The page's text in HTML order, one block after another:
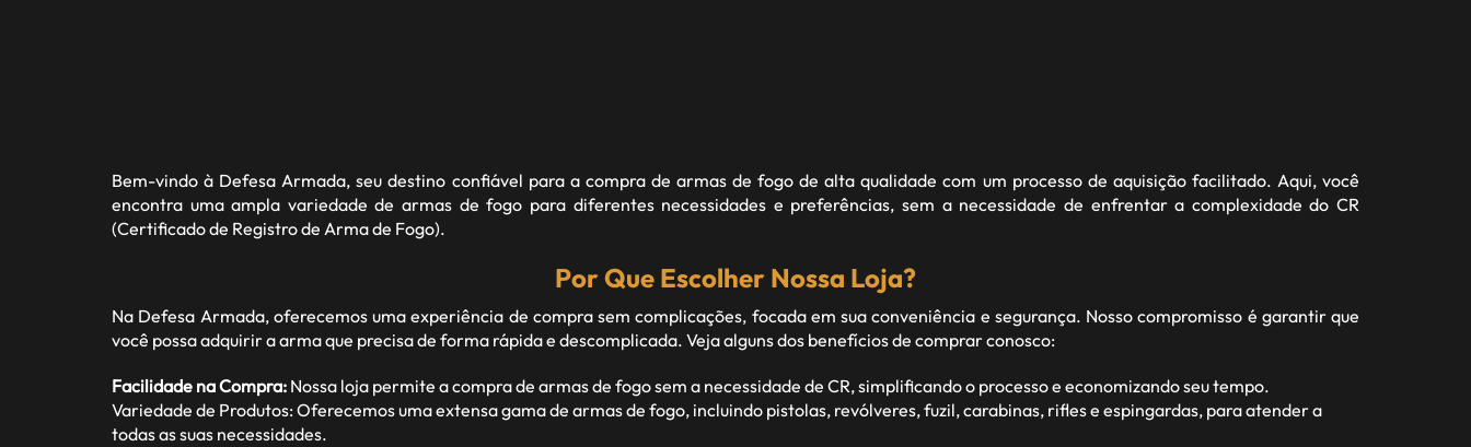
Bem-vindo à Defesa Armada, seu destino confiável para a compra de armas de fogo de alta qualidade com um processo de aquisição facilitado. Aqui, você
encontra uma ampla variedade de armas de fogo para diferentes necessidades e preferências, sem a necessidade de enfrentar a complexidade do CR
(Certificado de Registro de Arma de Fogo).
Por Que Escolher Nossa Loja?
Na Defesa Armada, oferecemos uma experiência de compra sem complicações, focada em sua conveniência e segurança. Nosso compromisso é garantir que
você possa adquirir a arma que precisa de forma rápida e descomplicada. Veja alguns dos benefícios de comprar conosco:
Facilidade na Compra: Nossa loja permite a compra de armas de fogo sem a necessidade de CR, simplificando o processo e economizando seu tempo.
Variedade de Produtos: Oferecemos uma extensa gama de armas de fogo, incluindo pistolas, revólveres, fuzil, carabinas, rifles e espingardas, para atender a
todas as suas necessidades.